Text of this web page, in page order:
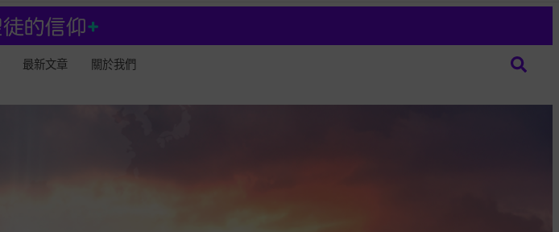
最新文章 關於我們